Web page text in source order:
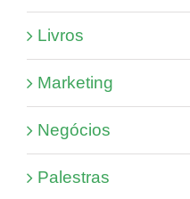
Livros
Marketing
Negócios
Palestras